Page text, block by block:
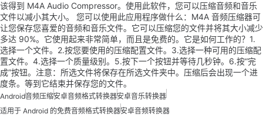
该得到 M4A Audio Compressor。使用此软件，您可以压缩音频和音乐
文件以减小其大小。 您可以使用此应用程序做什么：M4A 音频压缩器可
让您保存您喜爱的音频和音乐文件。它可以压缩您的文件并将其大小减少
多达 90%。它使用起来非常简单，而且是免费的。它是如何工作的？1.
选择一个文件。2.按您要使用的压缩配置文件。3.选择一种可用的压缩配
置文件。4.选择一个质量级别。5.按下一个按钮并等待几秒钟。6.按“完
成”按钮。注意：所选文件将保存在所选文件夹中。压缩后会出现一个进
度条。等到它结束并保存您的文件。
Android音频压缩安卓音频格式转换器安卓音乐转换器
适用于 Android 的免费音频格式转换器安卓音频转换器